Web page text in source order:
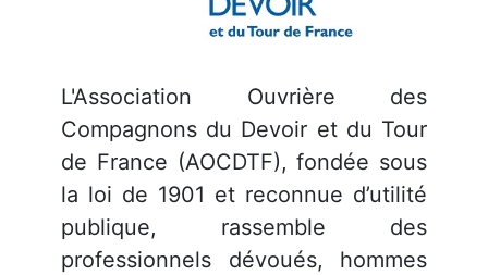
L'Association Ouvrière des
Compagnons du Devoir et du Tour
de France (AOCDTF),fondée sous
la loi de 1901 et reconnue d’utilité
publique, rassemble des
professionnels dévoués, hommes